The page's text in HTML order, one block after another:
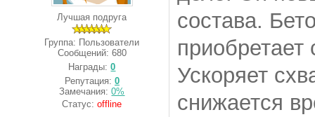
Лучшая подруга
Группа: Пользователи
Сообщений: 680
Награды:0
Репутация: 0
Замечания:0%
Статус:offline
состава.
приобретает
Ускоряет
снижается